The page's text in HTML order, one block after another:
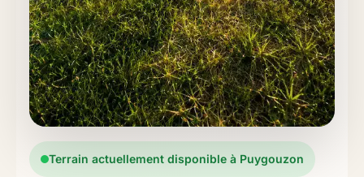
Terrain actuellement disponible à Puygouzon